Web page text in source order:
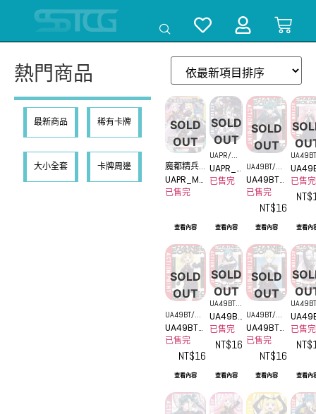
熱門商品
最新商品 稀有卡牌
大小全套 卡牌周邊
SOLD
OUT
魔都精兵
的奴隸
UAPR_MS
S-P-001P
已售完
查看內容
SOLD
OUT
UAPR/MS
S-AP01
UAPR_
MSS-AP
已售完
查看內容
SOLD
OUT
UA49BT/MS
S-1-AP12
UA49BT_
MSS-1-AP
已售完
NT$16
查看內容
MSS-1-
11
-AP11
已售完
NT$
查看內
SOLD
OUT
UA49BT/MS
S-1-AP10
UA49BT_
MSS-1-AP
已售完
NT$16
查看內容
SOLD
OUT
UA49BT/
MSS-1-AP
09
UA49BT
_MSS-1
-AP09
已售完
NT$16
查看內容
SOLD
OUT
UA49BT/MS
S-1-AP08
UA49BT_
MSS-1-AP
已售完
NT$16
查看內容
MSS-1-
07
-AP07
已售完
NT$
查看內